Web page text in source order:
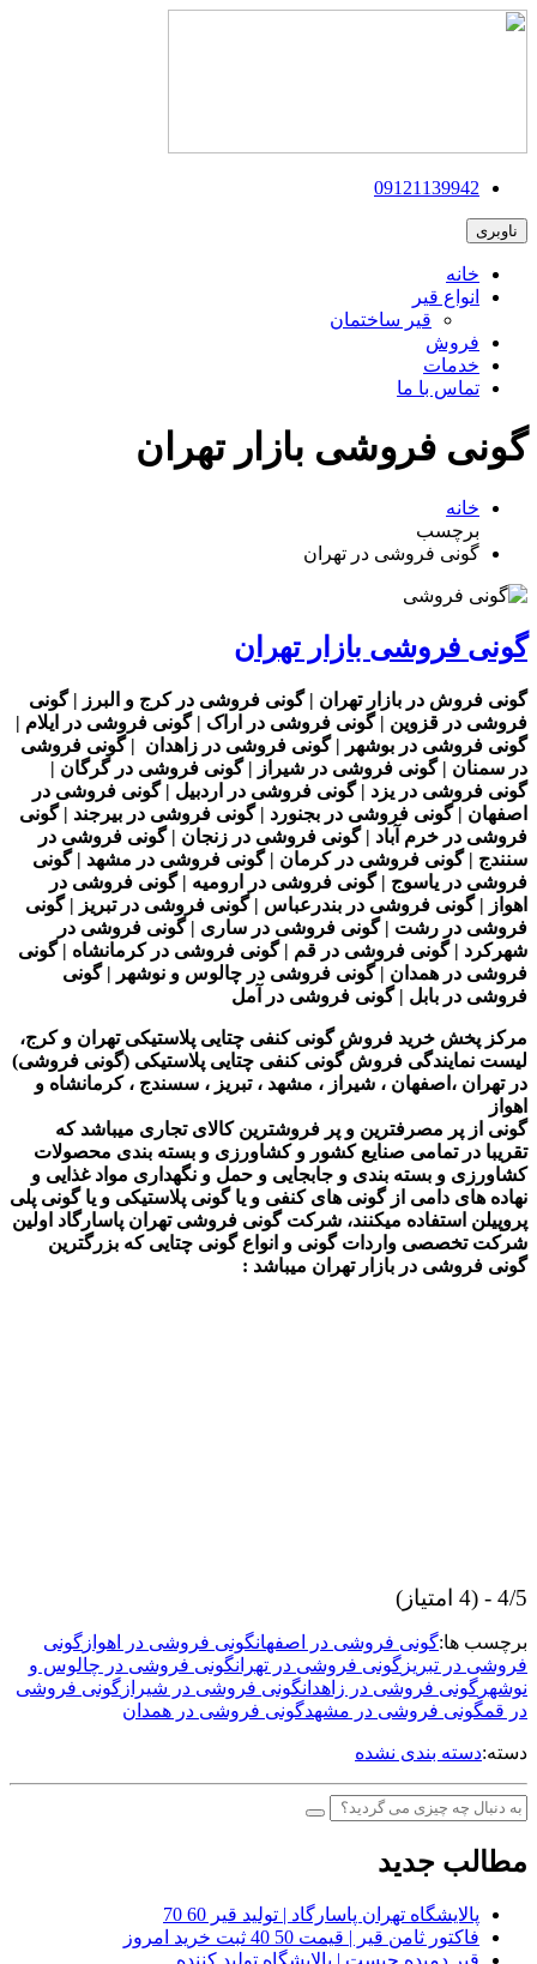
09121139942
ناوبری
خانه
انواع قیر
قیر ساختمان
فروش
خدمات
تماس با ما
گونی فروشی بازار تهران
خانه
برچسب
گونی فروشی در تهران
گونی فروشی بازار تهران
گونی فروش در بازار تهران | گونی فروشی در کرج و البرز | گونی
فروشی در قزوین | گونی فروشی در اراک | گونی فروشی در ایلام |
گونی فروشی در بوشهر | گونی فروشی در زاهدان | گونی فروشی
در سمنان | گونی فروشی در شیراز | گونی فروشی در گرگان |
گونی فروشی در یزد | گونی فروشی در اردبیل | گونی فروشی در
اصفهان | گونی فروشی در بجنورد | گونی فروشی در بیرجند | گونی
فروشی در خرم آباد | گونی فروشی در زنجان | گونی فروشی در
سنندج | گونی فروشی در کرمان | گونی فروشی در مشهد | گونی
فروشی در یاسوج | گونی فروشی در ارومیه | گونی فروشی در
اهواز | گونی فروشی در بندرعباس | گونی فروشی در تبریز | گونی
فروشی در رشت | گونی فروشی در ساری | گونی فروشی در
شهرکرد | گونی فروشی در قم | گونی فروشی در کرمانشاه | گونی
فروشی در همدان | گونی فروشی در چالوس و نوشهر | گونی
فروشی در بابل | گونی فروشی در آمل
مرکز پخش خرید فروش گونی کنفی چتایی پلاستیکی تهران و کرج،
لیست نمایندگی فروش گونی کنفی چتایی پلاستیکی (گونی فروشی)
در تهران ،اصفهان ، شیراز ، مشهد ، تبریز ، سسندج ، کرمانشاه و
اهواز
گونی از پر مصرفترین و پر فروشترین کالای تجاری میباشد که
تقریبا در تمامی صنایع کشور و کشاورزی و بسته بندی محصولات
کشاورزی و بسته بندی و جابجایی و حمل و نگهداری مواد غذایی و
نهاده های دامی از گونی های کنفی و یا گونی پلاستیکی و یا گونی پلی
پروپیلن استفاده میکنند، شرکت گونی فروشی تهران پاسارگاد اولین
شرکت تخصصی واردات گونی و انواع گونی چتایی که بزرگترین
گونی فروشی در بازار تهران میباشد :
4/5 - (4 امتیاز)
برچسب ها:گونی فروشی در اصفهانگونی فروشی در اهواز گونی
فروشی در تبریز گونی فروشی در تهرانگونی فروشی در چالوس و
نوشهر گونی فروشی در زاهدانگونی فروشی در شیراز گونی فروشی
در قمگونی فروشی در مشهدگونی فروشی در همدان
دسته:دسته بندی نشده
مطالب جدید
پالایشگاه تهران پاسارگاد | تولید قیر 60 70
فاکتور ثامن قیر | قیمت 50 40 ثبت خرید امروز
قیر دمیده چیست | پالایشگاه تولید کننده